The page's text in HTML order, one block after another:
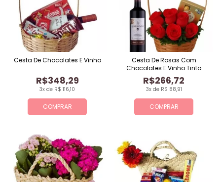
COMPRAR
3x de R$ 116,10
R$348,29
Cesta De Chocolates E Vinho
COMPRAR
3x de R$ 88,91
R$266,72
Cesta De Rosas Com
Chocolates E Vinho Tinto